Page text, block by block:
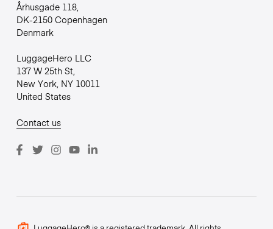
Århusgade 118,
DK-2150 Copenhagen
Denmark
LuggageHero LLC
137 W 25th St,
New York, NY 10011
United States
Contact us